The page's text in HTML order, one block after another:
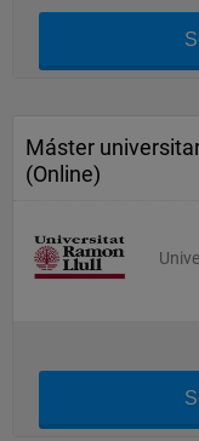
Máster
(Online)